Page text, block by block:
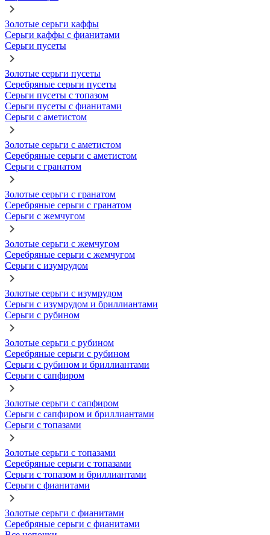
Золотые серьги каффы
Серьги каффы с фианитами
Серьги пусеты
Золотые серьги пусеты
Серебряные серьги пусеты
Серьги пусеты с топазом
Серьги пусеты с фианитами
Серьги с аметистом
Золотые серьги с аметистом
Серебряные серьги с аметистом
Серьги с гранатом
Золотые серьги с гранатом
Серебряные серьги с гранатом
Серьги с жемчугом
Золотые серьги с жемчугом
Серебряные серьги с жемчугом
Серьги с изумрудом
Золотые серьги с изумрудом
Серьги с изумрудом и бриллиантами
Серьги с рубином
Золотые серьги с рубином
Серебряные серьги с рубином
Серьги с рубином и бриллиантами
Серьги с сапфиром
Золотые серьги с сапфиром
Серьги с сапфиром и бриллиантами
Серьги с топазами
Золотые серьги с топазами
Серебряные серьги с топазами
Серьги с топазом и бриллиантами
Серьги с фианитами
Золотые серьги с фианитами
Серебряные серьги с фианитами